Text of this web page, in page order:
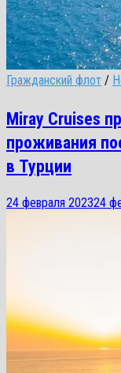
Гражданский флот /
Miray Cruises
проживания
в Турции
24 февраля 202324